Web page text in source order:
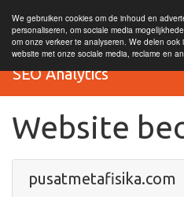
We gebruiken cookies om de inhoud en
personaliseren, om sociale media
om onze verkeer te analyseren. We delen
website met onze sociale media, reclame en
SEO Analytics
Website
pusatmetafisika.com